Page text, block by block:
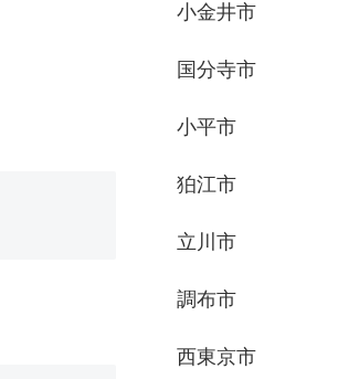
小金井市
国分寺市
小平市
狛江市
立川市
調布市
西東京市